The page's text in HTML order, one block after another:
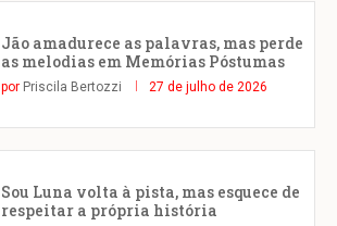
Jão amadurece as palavras, mas perde
as melodias em Memórias Póstumas
por Priscila Bertozzi 27 de julho de 2026
Sou Luna volta à pista, mas esquece de
respeitar a própria história